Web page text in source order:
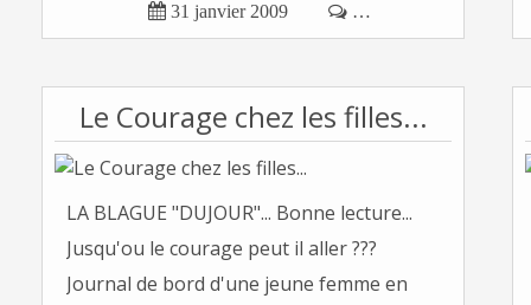
 31 janvier 2009  …
Le Courage chez les filles...
LA BLAGUE "DUJOUR"... Bonne lecture...
Jusqu'ou le courage peut il aller ???
Journal de bord d'une jeune femme en